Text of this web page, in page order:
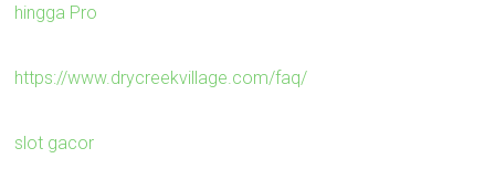
hingga Pro
https://www.drycreekvillage.com/faq/
slot gacor